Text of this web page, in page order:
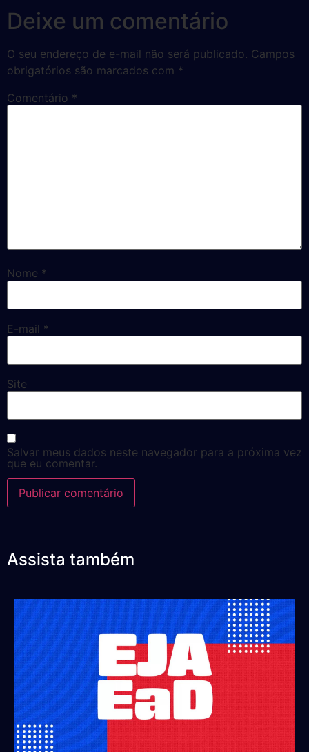
Deixe um comentário
O seu endereço de e-mail não será publicado. Campos
obrigatórios são marcados com *
Comentário *
Nome *
E-mail *
Site
Salvar meus dados neste navegador para a próxima vez
que eu comentar.
Assista também